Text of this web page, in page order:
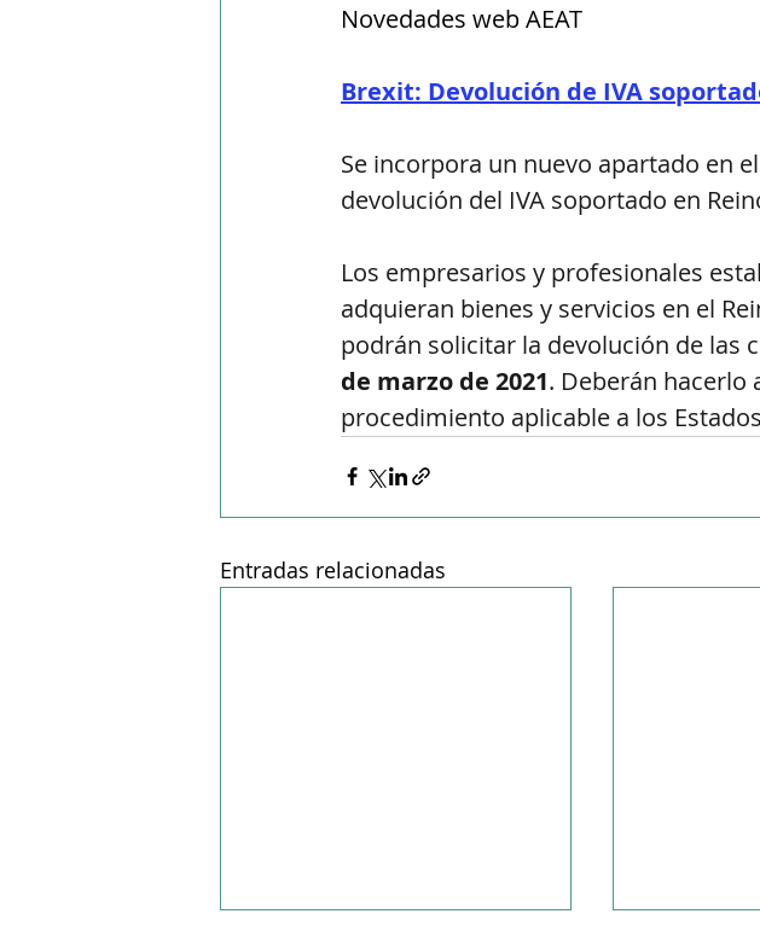
Novedades web AEAT
Brexit: Devolución de IVA
Se incorpora un nuevo apartado en el
devolución del IVA soportado en
Los empresarios y profesionales
adquieran bienes y servicios en el
podrán solicitar la devolución de las
de marzo de 2021. Deberán hacerlo
procedimiento aplicable a los
Entradas relacionadas